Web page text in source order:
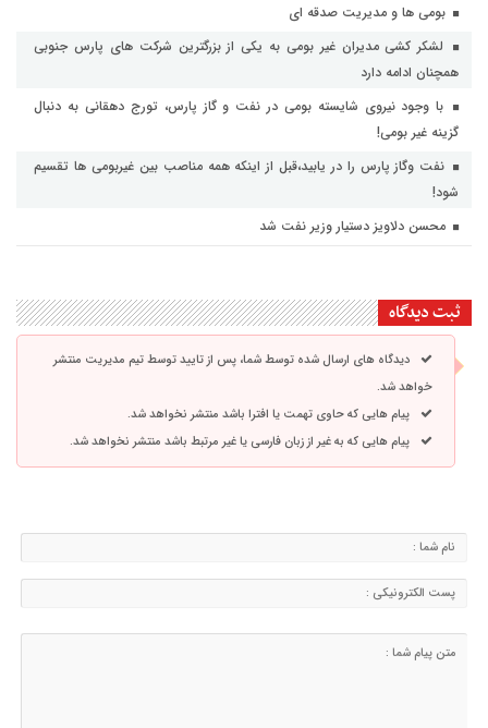
بومی ها و مدیریت صدقه ای
لشکر کشی مدیران غیر بومی به یکی از بزرگترین شرکت های پارس جنوبی
همچنان ادامه دارد
با وجود نیروی شایسته بومی در نفت و گاز پارس، تورج دهقانی به دنبال
گزینه غیر بومی!
نفت وگاز پارس را در یابید،قبل از اینکه همه مناصب بین غیربومی ها تقسیم
شود!
محسن دلاویز دستیار وزیر نفت شد
ثبت دیدگاه
دیدگاه های ارسال شده توسط شما، پس از تایید توسط تیم مدیریت منتشر
خواهد شد.
پیام هایی که حاوی تهمت یا افترا باشد منتشر نخواهد شد.
پیام هایی که به غیر از زبان فارسی یا غیر مرتبط باشد منتشر نخواهد شد.